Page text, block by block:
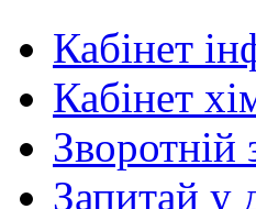
Кабінет
Кабінет
Зворотній
Запитай у